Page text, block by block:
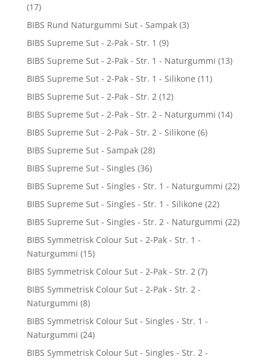
(17)
BIBS Rund Naturgummi Sut - Sampak (3)
BIBS Supreme Sut - 2-Pak - Str. 1 (9)
BIBS Supreme Sut - 2-Pak - Str. 1 - Naturgummi (13)
BIBS Supreme Sut - 2-Pak - Str. 1 - Silikone (11)
BIBS Supreme Sut - 2-Pak - Str. 2 (12)
BIBS Supreme Sut - 2-Pak - Str. 2 - Naturgummi (14)
BIBS Supreme Sut - 2-Pak - Str. 2 - Silikone (6)
BIBS Supreme Sut - Sampak (28)
BIBS Supreme Sut - Singles (36)
BIBS Supreme Sut - Singles - Str. 1 - Naturgummi (22)
BIBS Supreme Sut - Singles - Str. 1 - Silikone (22)
BIBS Supreme Sut - Singles - Str. 2 - Naturgummi (22)
BIBS Symmetrisk Colour Sut - 2-Pak - Str. 1 -
Naturgummi (15)
BIBS Symmetrisk Colour Sut - 2-Pak - Str. 2 (7)
BIBS Symmetrisk Colour Sut - 2-Pak - Str. 2 -
Naturgummi (8)
BIBS Symmetrisk Colour Sut - Singles - Str. 1 -
Naturgummi (24)
BIBS Symmetrisk Colour Sut - Singles - Str. 2 -